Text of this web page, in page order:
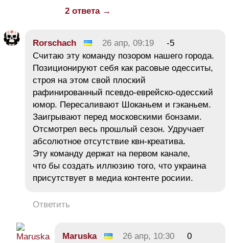
2 ответа →
Rorschach 26 апр, 09:19
-5
Считаю эту команду позором нашего города.
Позиционируют себя как расовые одесситы,
строя на этом свой плоский
рафинированный псевдо-еврейско-одесский
юмор. Пересаливают Шоканьем и гэканьем.
Заигрывают перед московскими бонзами.
Отсмотрел весь прошлый сезон. Удручает
абсолютное отсутствие квн-креатива.
Эту команду держат на первом канале,
что бы создать иллюзию того, что украина
присутствует в медиа контенте росиии.
Ответить
Maruska 26 апр, 10:30
0